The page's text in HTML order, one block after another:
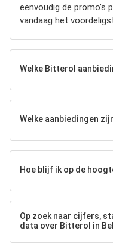
eenvoudig de promo’s
vandaag het
Welke Bitterol
Welke aanbiedingen
Hoe blijf ik op de
Op zoek naar cijfers,
data over Bitterol in